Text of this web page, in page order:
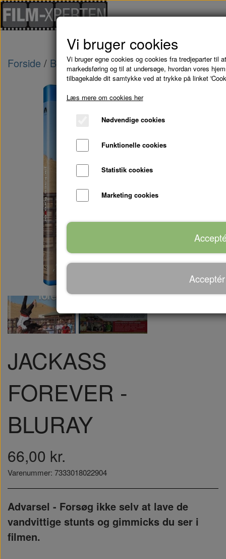
Forside Blu-Ray - kampagne tilbud
JACKASS
FOREVER -
BLURAY
66,00 kr.
Varenummer: 7333018022904
Advarsel - Forsøg ikke selv at lave de
vandvittige stunts og gimmicks du ser i
filmen.
Vi bruger cookies
Vi bruger egne cookies og cookies fra tredjeparter til
markedsføring og til at undersøge, hvordan vores
tilbagekalde dit samtykke ved at trykke på linket
Læs mere om cookies her
Nødvendige cookies
Funktionelle cookies
Statistik cookies
Marketing cookies